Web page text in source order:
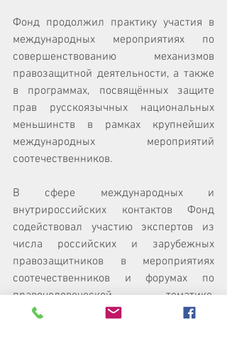
Фонд продолжил практику участия в
международных мероприятиях по
совершенствованию механизмов
правозащитной деятельности, а также
в программах, посвящённых защите
прав русскоязычных национальных
меньшинств в рамках крупнейших
международных мероприятий
соотечественников.
В сфере международных и
внутрироссийских контактов Фонд
содействовал участию экспертов из
числа российских и зарубежных
правозащитников в мероприятиях
соотечественников и форумах по
правочеловеческой тематике,
проводимых структурами Совета